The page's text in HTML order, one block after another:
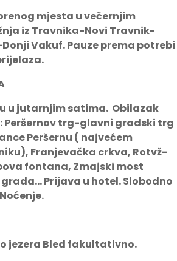
mjesta u večernjim
iz Travnika-Novi Travnik-
Vakuf. Pauze prema potrebi
u jutarnjim satima. Obilazak
Peršernov trg-glavni gradski trg
Peršernu ( najvećem
Franjevačka crkva, Rotvž-
fontana, Zmajski most
Prijava u hotel. Slobodno
jezera Bled fakultativno.